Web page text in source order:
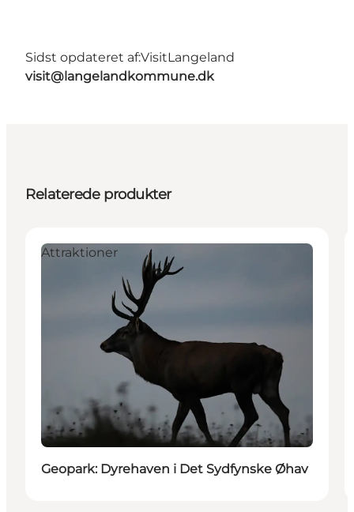
Sidst opdateret af:VisitLangeland
visit@langelandkommune.dk
Relaterede produkter
Attraktioner
Geopark: Dyrehaven i Det Sydfynske Øhav